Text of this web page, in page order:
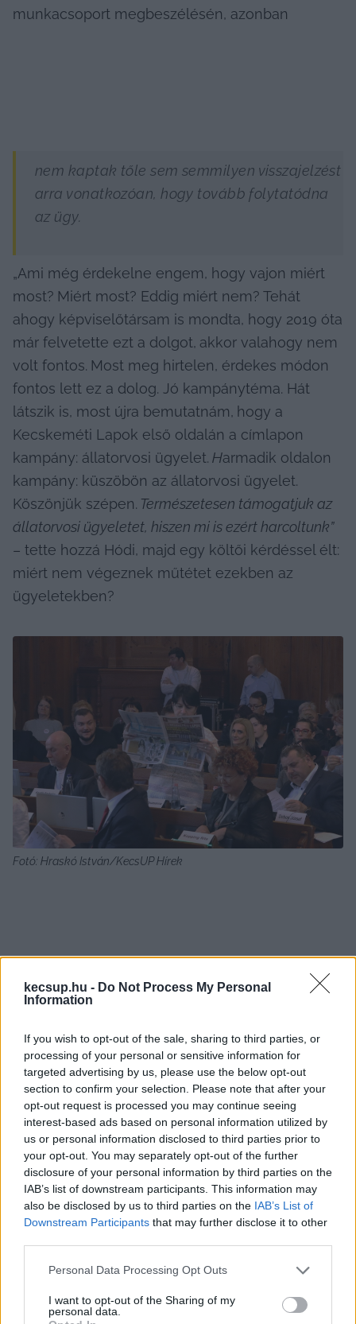
kecsup.hu - Do Not Process My Personal
Information
If you wish to opt-out of the sale, sharing to third parties, or
processing of your personal or sensitive information for
targeted advertising by us, please use the below opt-out
section to confirm your selection. Please note that after your
opt-out request is processed you may continue seeing
interest-based ads based on personal information utilized by
us or personal information disclosed to third parties prior to
your opt-out. You may separately opt-out of the further
disclosure of your personal information by third parties on the
IAB’s list of downstream participants. This information may
also be disclosed by us to third parties on the IAB’s List of
Downstream Participants that may further disclose it to other
Please note that this website/app uses one or more Google
not limited to your visit or usage behaviour. You may click to
grant or deny consent to Google and its third-party tags to
Personal Data Processing Opt Outs
I want to opt-out of the Sharing of my
personal data.
munkacsoport megbeszélésén, azonban
nem kaptak tőle sem semmilyen visszajelzést
arra vonatkozóan, hogy tovább folytatódna
az ügy.
„Ami még érdekelne engem, hogy vajon miért
most? Miért most? Eddig miért nem? Tehát
ahogy képviselőtársam is mondta, hogy 2019 óta
már felvetette ezt a dolgot, akkor valahogy nem
volt fontos. Most meg hirtelen, érdekes módon
fontos lett ez a dolog. Jó kampánytéma. Hát
látszik is, most újra bemutatnám, hogy a
Kecskeméti Lapok első oldalán a címlapon
kampány: állatorvosi ügyelet. Harmadik oldalon
kampány: küszöbön az állatorvosi ügyelet.
Köszönjük szépen. Természetesen támogatjuk az
állatorvosi ügyeletet, hiszen mi is ezért harcoltunk”
– tette hozzá Hódi, majd egy költői kérdéssel élt:
miért nem végeznek műtétet ezekben az
ügyeletekben?
Fotó: Hraskó István/KecsUP Hírek
„Miért is nem?
mindig ellátni az állatokat,
és nincsenek
felkészülve rá? Mert csak ezért nem lesz majd
nyilván műtét” – válaszolta meg saját kérdését a
képviselő. Hódi ezt követően arról beszélt, hogy
információi szerint 400 ezer forintért vállalták
havonta az állatorvosok az ügyeletet, ami nyolc
fővel számolva havi 3,2 millió forintba fog kerülni.
Felvetette azt is, hogy mi lesz akkor, ha elfogy a
22 millió forint. Kiemelte: neki az kevés, hogy a
folytatódik az ügyelet. „Én nem remélni szeretném”
– szögezte le.